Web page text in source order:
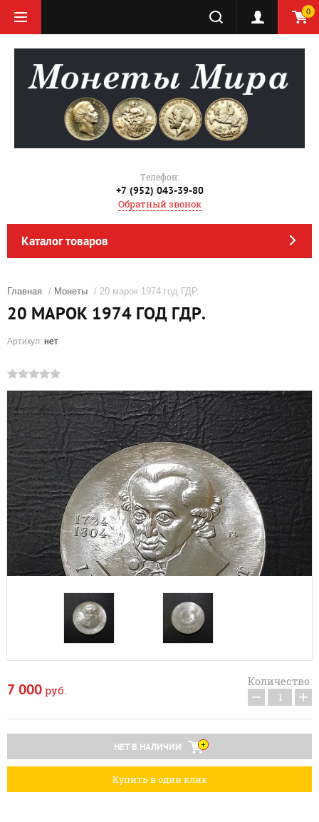
0
Телефон:
+7 (952) 043-39-80
Обратный звонок
Каталог товаров
Главная / Монеты / 20 марок 1974 год ГДР.
20 МАРОК 1974 ГОД ГДР.
Артикул: нет
7 000 руб.
Количество:
− +
НЕТ В НАЛИЧИИ
Купить в один клик